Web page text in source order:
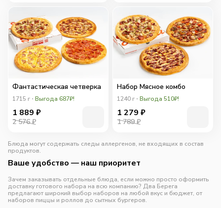
Фантастическая четверка
1715 г Выгода 687₽!
1 889 ₽
2 576 ₽
Набор Мясное комбо
1240 г Выгода 510₽!
1 279 ₽
1 789 ₽
Блюда могут содержать следы аллергенов, не входящих в состав
продуктов.
Ваше удобство — наш приоритет
Зачем заказывать отдельные блюда, если можно просто оформить
доставку готового набора на всю компанию? Два Берега
предлагают широкий выбор наборов на любой вкус и бюджет, от
наборов пиццы и роллов до сытных бургеров.